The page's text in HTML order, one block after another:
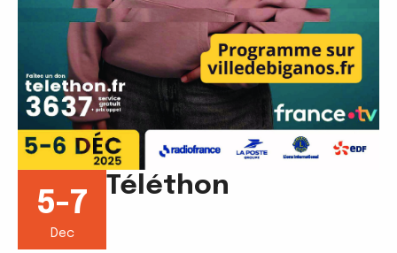
5-7
Dec
Téléthon